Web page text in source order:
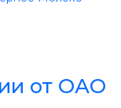
от ОАО